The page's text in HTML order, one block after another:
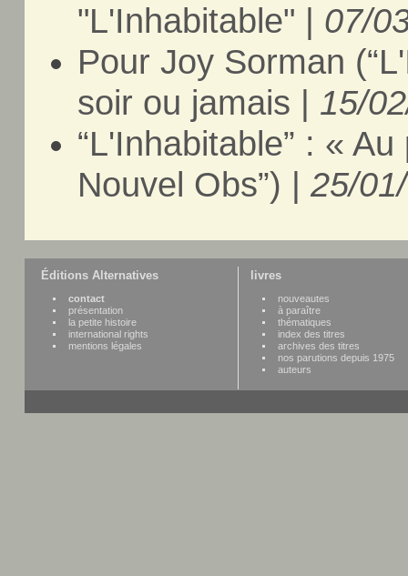
"L'Inhabitable" | 07/
Pour Joy Sorman
soir ou jamais | 15/
“L'Inhabitable” : «
Nouvel Obs”) |25/
Éditions Alternatives
contact
présentation
la petite histoire
international rights
mentions légales
livres
nouveautes
à paraître
thématiques
index des titres
archives des titres
nos parutions depuis 1975
auteurs